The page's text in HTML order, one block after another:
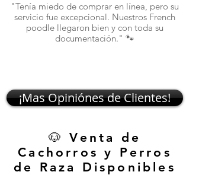
"Tenía miedo de comprar en línea, pero su
servicio fue excepcional. Nuestros French
poodle llegaron bien y con toda su
documentación." 🐾
¡Mas Opiniónes de Clientes!
🐶 Venta de
Cachorros y Perros
de Raza Disponibles